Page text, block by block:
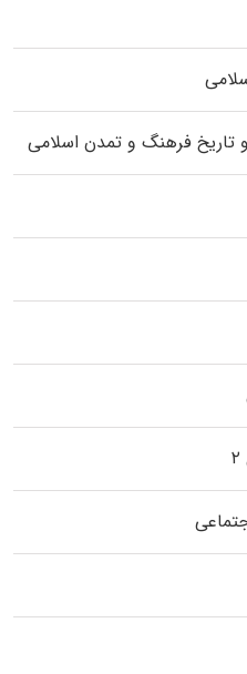
تاریخ فرهنگ و تمدن اسلامی